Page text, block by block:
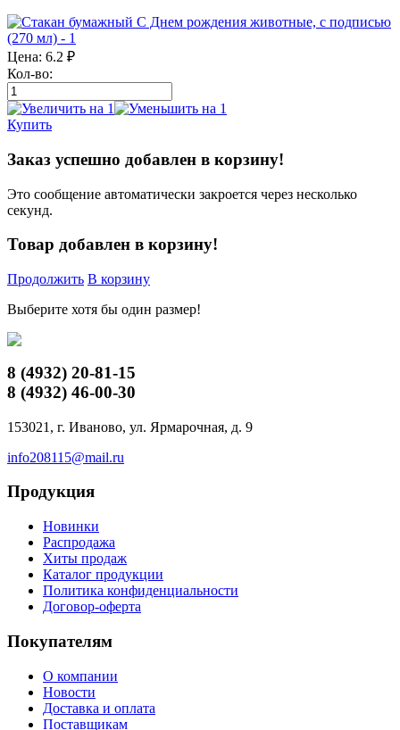
Цена: 6.2 ₽
Кол-во:
Купить
Заказ успешно добавлен в корзину!
Это сообщение автоматически закроется через несколько
секунд.
Товар добавлен в корзину!
Продолжить В корзину
Выберите хотя бы один размер!
8 (4932) 20-81-15
8 (4932) 46-00-30
153021, г. Иваново, ул. Ярмарочная, д. 9
info208115@mail.ru
Продукция
Новинки
Распродажа
Хиты продаж
Каталог продукции
Политика конфиденциальности
Договор-оферта
Покупателям
О компании
Новости
Доставка и оплата
Поставщикам